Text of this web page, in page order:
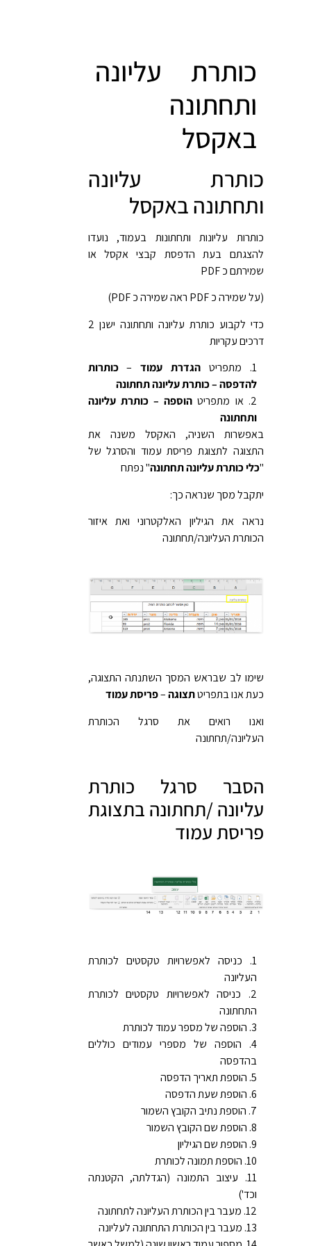
כותרת עליונה
ותחתונה
באקסל
כותרת עליונה
ותחתונה באקסל
כותרות עליונות ותחתונות בעמוד, נועדו
להצגתם בעת הדפסת קבצי אקסל או
שמירתם כ PDF
(על שמירה כ PDF ראה שמירה כ PDF)
כדי לקבוע כותרת עליונה ותחתונה ישנן 2
דרכים עקריות
מתפריט הגדרת עמוד–כותרות
להדפסה – כותרת עליונה תחתונה
או מתפריט הוספה – כותרת עליונה
ותחתונה
באפשרות השניה, האקסל משנה את
התצוגה לתצוגת פריסת עמוד והסרגל של
"כלי כותרת עליונה תחתונה" נפתח
יתקבל מסך שנראה כך:
נראה את הגיליון האלקטרוני ואת איזור
הכותרת העליונה/תחתונה
שימו לב שבראש המסך השתנתה התצוגה,
כעת אנו בתפריטתצוגה–פריסת עמוד
ואנו רואים את סרגל הכותרת
העליונה/תחתונה
הסבר סרגל כותרת
עליונה /תחתונה בתצוגת
פריסת עמוד
כניסה לאפשרויות טקסטים לכותרת
העליונה
כניסה לאפשרויות טקסטים לכותרת
התחתונה
הוספה של מספר עמוד לכותרת
הוספה של מספרי עמודים כוללים
בהדפסה
הוספת תאריך הדפסה
הוספת שעת הדפסה
הוספת נתיב הקובץ השמור
הוספת שם הקובץ השמור
הוספת שם הגיליון
הוספת תמונה לכותרת
עיצוב התמונה (הגדלתה, הקטנתה
וכד')
מעבר בין הכותרת העליונה לתחתונה
מעבר בין הכותרת התחתונה לעליונה